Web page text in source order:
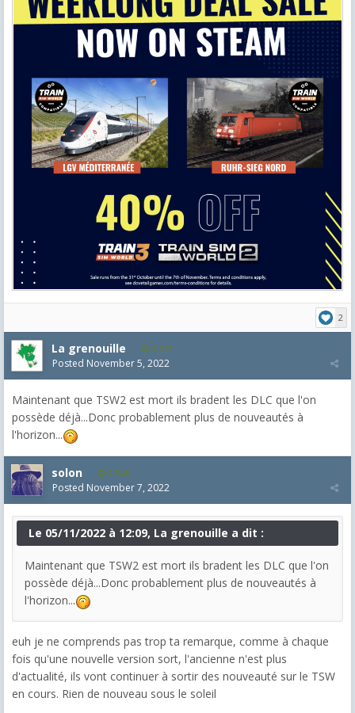
2
La grenouille 3,271
Posted November 5, 2022
Maintenant que TSW2 est mort ils bradent les DLC que l'on
possède déjà...Donc probablement plus de nouveautés à
l'horizon...
solon 1,548
Posted November 7, 2022
Le 05/11/2022 à 12:09, La grenouille a dit :
Maintenant que TSW2 est mort ils bradent les DLC que l'on
possède déjà...Donc probablement plus de nouveautés à
l'horizon...
euh je ne comprends pas trop ta remarque, comme à chaque
fois qu'une nouvelle version sort, l'ancienne n'est plus
d'actualité, ils vont continuer à sortir des nouveauté sur le TSW
en cours. Rien de nouveau sous le soleil